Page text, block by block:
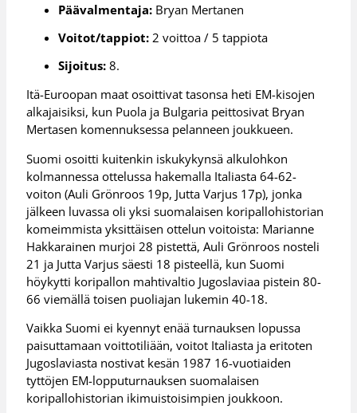
Päävalmentaja: Bryan Mertanen
Voitot/tappiot: 2 voittoa / 5 tappiota
Sijoitus: 8.
Itä-Euroopan maat osoittivat tasonsa heti EM-kisojen
alkajaisiksi, kun Puola ja Bulgaria peittosivat Bryan
Mertasen komennuksessa pelanneen joukkueen.
Suomi osoitti kuitenkin iskukykynsä alkulohkon
kolmannessa ottelussa hakemalla Italiasta 64-62-
voiton (Auli Grönroos 19p, Jutta Varjus 17p), jonka
jälkeen luvassa oli yksi suomalaisen koripallohistorian
komeimmista yksittäisen ottelun voitoista: Marianne
Hakkarainen murjoi 28 pistettä, Auli Grönroos nosteli
21 ja Jutta Varjus säesti 18 pisteellä, kun Suomi
höykytti koripallon mahtivaltio Jugoslaviaa pistein 80-
66 viemällä toisen puoliajan lukemin 40-18.
Vaikka Suomi ei kyennyt enää turnauksen lopussa
paisuttamaan voittotiliään, voitot Italiasta ja eritoten
Jugoslaviasta nostivat kesän 1987 16-vuotiaiden
tyttöjen EM-lopputurnauksen suomalaisen
koripallohistorian ikimuistoisimpien joukkoon.